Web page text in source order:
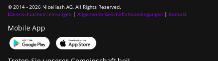
© 2014 - 2026 NiceHash AG. All Rights Reserved.
Datenschutzbestimmungen | Allgemeine Geschäftsftsbedingungen | Kontakt
Mobile App